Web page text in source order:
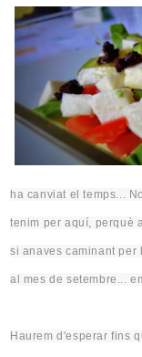
ha canviat el temps...
tenim per aquí, perquè
si anaves caminant per
al mes de setembre...
Haurem d'esperar fins